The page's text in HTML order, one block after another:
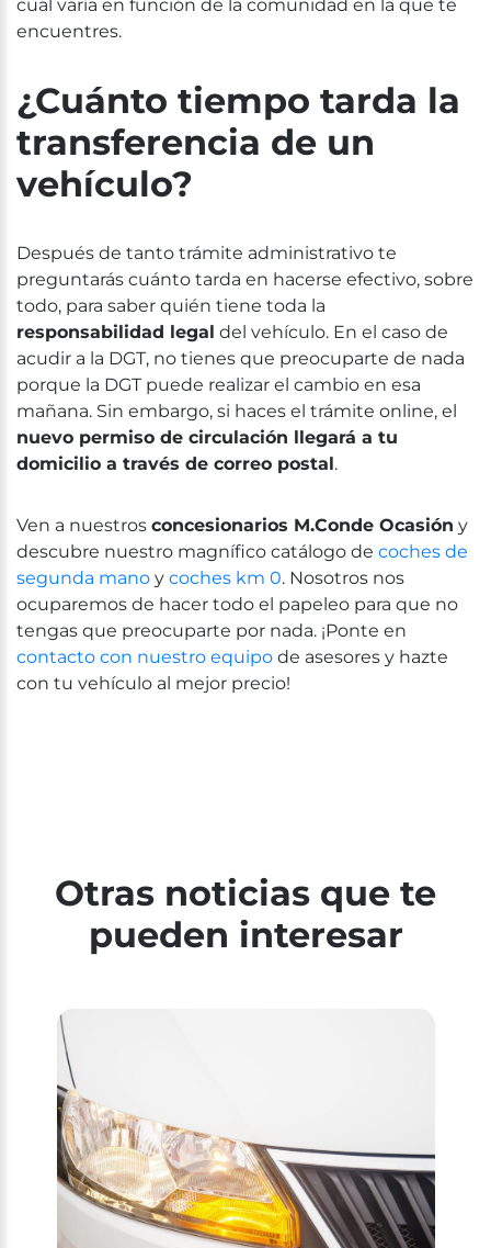
cual varía en función de la comunidad en la que te
encuentres.
¿Cuánto tiempo tarda la
transferencia de un
vehículo?
Después de tanto trámite administrativo te
preguntarás cuánto tarda en hacerse efectivo, sobre
todo, para saber quién tiene toda la
responsabilidad legal del vehículo. En el caso de
acudir a la DGT, no tienes que preocuparte de nada
porque la DGT puede realizar el cambio en esa
mañana. Sin embargo, si haces el trámite online, el
nuevo permiso de circulación llegará a tu
domicilio a través de correo postal.
Ven a nuestros concesionarios M.Conde Ocasión y
descubre nuestro magnífico catálogo de coches de
segunda mano y coches km 0. Nosotros nos
ocuparemos de hacer todo el papeleo para que no
tengas que preocuparte por nada. ¡Ponte en
contacto con nuestro equipo de asesores y hazte
con tu vehículo al mejor precio!
Otras noticias que te
pueden interesar